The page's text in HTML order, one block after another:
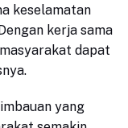
keselamatan
kerja sama
dapat
yang